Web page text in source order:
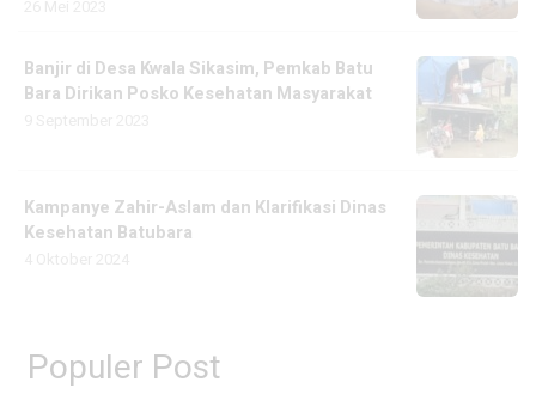
Banjir di Desa Kwala Sikasim, Pemkab Batu
Bara Dirikan Posko Kesehatan Masyarakat
Kampanye Zahir-Aslam dan Klarifikasi Dinas
Kesehatan Batubara
Populer Post